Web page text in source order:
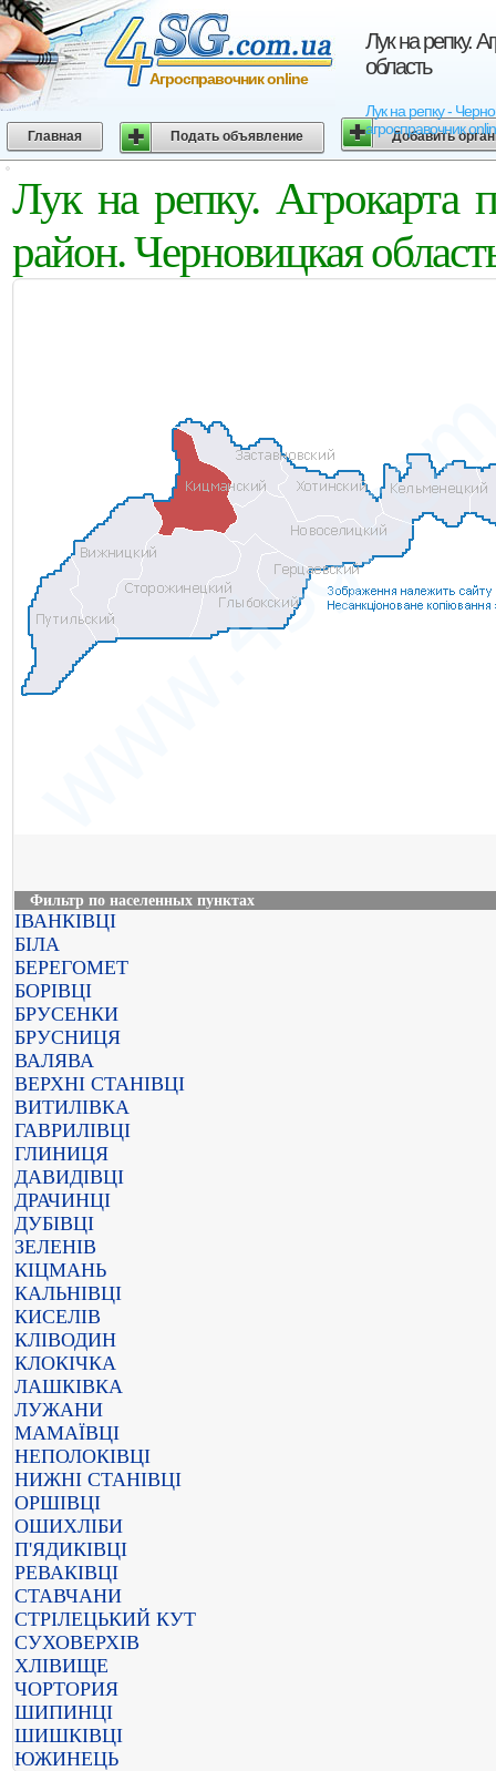
Лук на репку.
область
Лук на репку -
агросправочник
Агросправочник online
Главная Подать объявление Добавить
Лук на репку. Агрокарта
район. Черновицкая
Фильтр по населенных пунктах
ІВАНКІВЦІ
БІЛА
БЕРЕГОМЕТ
БОРІВЦІ
БРУСЕНКИ
БРУСНИЦЯ
ВАЛЯВА
ВЕРХНІ СТАНІВЦІ
ВИТИЛІВКА
ГАВРИЛІВЦІ
ГЛИНИЦЯ
ДАВИДІВЦІ
ДРАЧИНЦІ
ДУБІВЦІ
ЗЕЛЕНІВ
КІЦМАНЬ
КАЛЬНІВЦІ
КИСЕЛІВ
КЛІВОДИН
КЛОКІЧКА
ЛАШКІВКА
ЛУЖАНИ
МАМАЇВЦІ
НЕПОЛОКІВЦІ
НИЖНІ СТАНІВЦІ
ОРШІВЦІ
ОШИХЛІБИ
П'ЯДИКІВЦІ
РЕВАКІВЦІ
СТАВЧАНИ
СТРІЛЕЦЬКИЙ КУТ
СУХОВЕРХІВ
ХЛІВИЩЕ
ЧОРТОРИЯ
ШИПИНЦІ
ШИШКІВЦІ
ЮЖИНЕЦЬ